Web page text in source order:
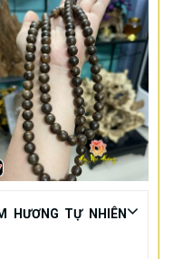
HƯƠNG TỰ NHIÊN